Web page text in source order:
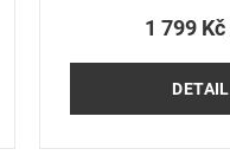
1 799 Kč
DETAIL